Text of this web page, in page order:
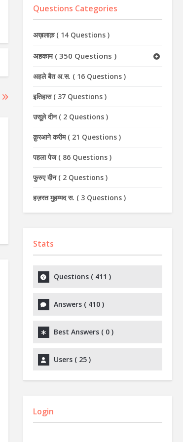
Questions Categories
अख़लाक़( 14 Questions)
अहकाम ( 350 Questions )
अहले बैत अ.स. ( 16 Questions)
इतिहास ( 37 Questions)
उसूले दीन ( 2 Questions)
क़ुरआने करीम ( 21 Questions)
पहला पेज ( 86 Questions)
फुरुए दीन ( 2 Questions)
हज़रत मुहम्मद स. ( 3 Questions)
Stats
Questions ( 411 )
Answers ( 410)
Best Answers ( 0)
Users ( 25)
Login